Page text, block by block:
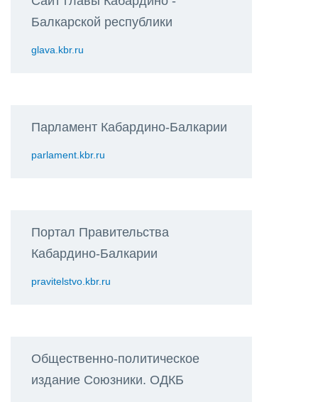
Балкарской республики
glava.kbr.ru
Парламент Кабардино-Балкарии
parlament.kbr.ru
Портал Правительства
Кабардино-Балкарии
pravitelstvo.kbr.ru
Общественно-политическое
издание Союзники. ОДКБ